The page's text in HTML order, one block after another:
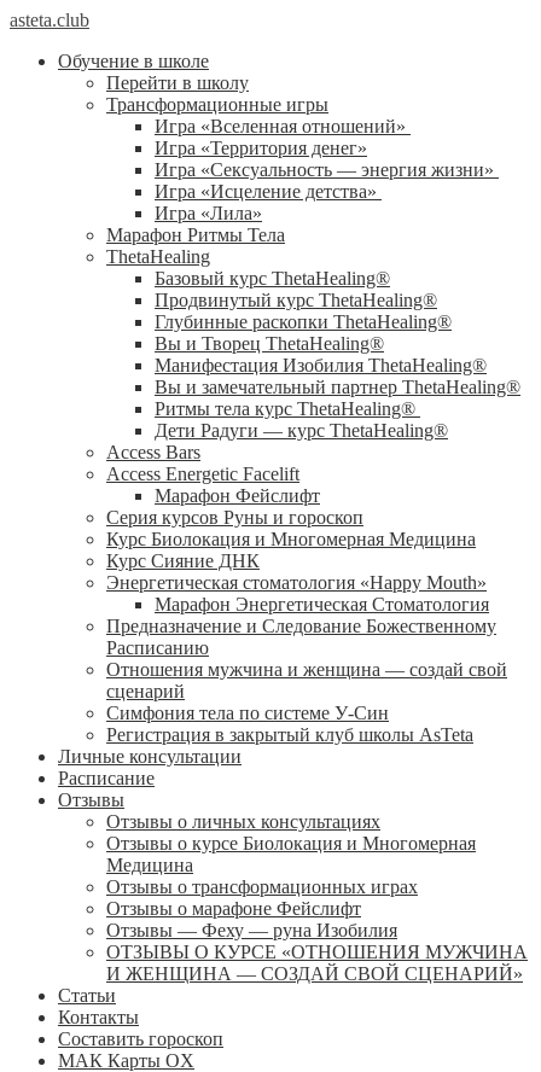
asteta.club
Обучение в школе
Перейти в школу
Трансформационные игры
Игра «Вселенная отношений»
Игра «Территория денег»
Игра «Сексуальность — энергия жизни»
Игра «Исцеление детства»
Игра «Лила»
Марафон Ритмы Тела
ThetaHealing
Базовый курс ThetaHealing®
Продвинутый курс ThetaHealing®
Глубинные раскопки ThetaHealing®
Вы и Творец ThetaHealing®
Манифестация Изобилия ThetaHealing®
Вы и замечательный партнер ThetaHealing®
Ритмы тела курс ThetaHealing®
Дети Радуги — курс ThetaHealing®
Access Bars
Access Energetic Facelift
Марафон Фейслифт
Серия курсов Руны и гороскоп
Курс Биолокация и Многомерная Медицина
Курс Сияние ДНК
Энергетическая стоматология «Happy Mouth»
Марафон Энергетическая Cтоматология
Предназначение и Следование Божественному
Расписанию
Отношения мужчина и женщина — создай свой
сценарий
Симфония тела по системе У-Син
Регистрация в закрытый клуб школы AsTeta
Личные консультации
Расписание
Отзывы
Отзывы о личных консультациях
Отзывы о курсе Биолокация и Многомерная
Медицина
Отзывы о трансформационных играх
Отзывы о марафоне Фейслифт
Отзывы — Феху — руна Изобилия
ОТЗЫВЫ О КУРСЕ «ОТНОШЕНИЯ МУЖЧИНА
И ЖЕНЩИНА — СОЗДАЙ СВОЙ СЦЕНАРИЙ»
Статьи
Контакты
Составить гороскоп
МАК Карты OХ